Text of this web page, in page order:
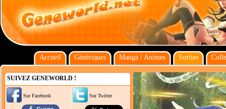
Accueil Génériques Manga / Animes Sorties
SUIVEZ GENEWORLD !
Sur Facebook Sur Twitter